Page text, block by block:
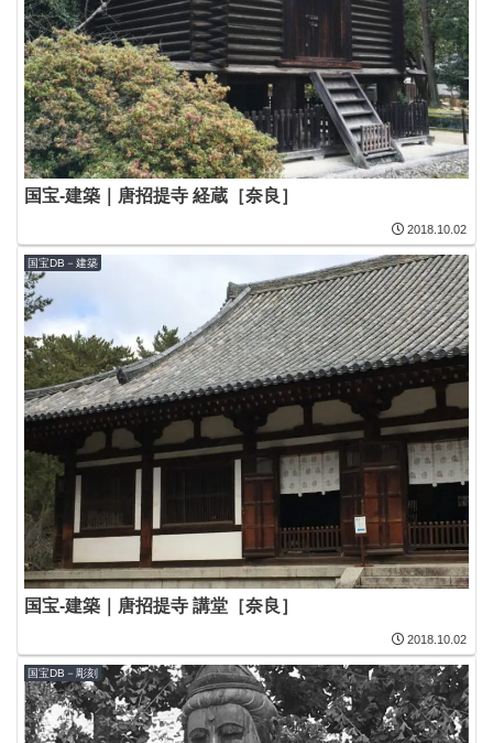
国宝-建築｜唐招提寺 経蔵［奈良］
2018.10.02
国宝DB－建築
国宝-建築｜唐招提寺 講堂［奈良］
2018.10.02
国宝DB－彫刻